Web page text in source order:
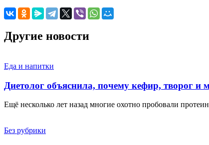
Другие новости
Еда и напитки
Диетолог объяснила, почему кефир, творог и
Ещё несколько лет назад многие охотно пробовали
Без рубрики